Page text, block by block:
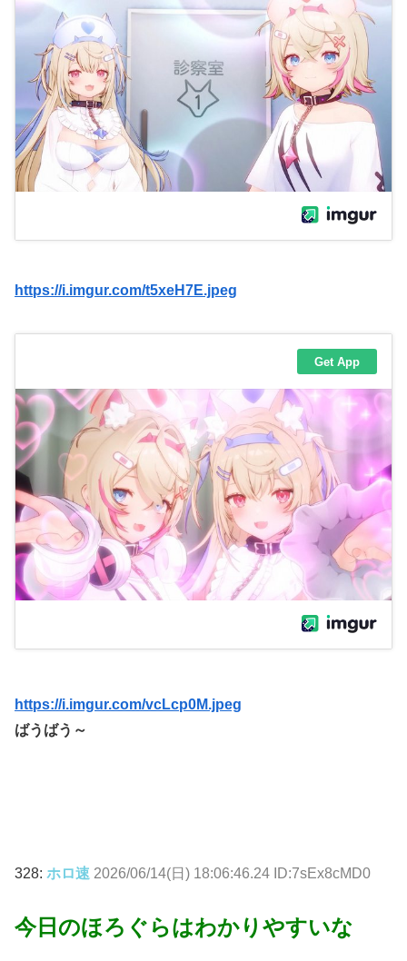
https://i.imgur.com/t5xeH7E.jpeg
https://i.imgur.com/vcLcp0M.jpeg
ばうばう～
328: ホロ速 2026/06/14(日) 18:06:46.24 ID:7sEx8cMD0
今日のほろぐらはわかりやすいな